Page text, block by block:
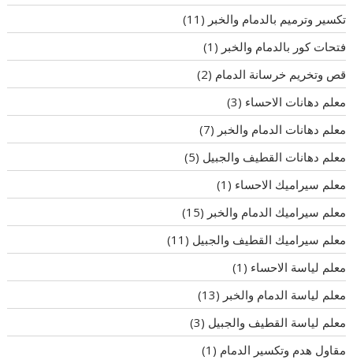
تكسير وترميم بالدمام والخبر (11)
فتحات كور بالدمام والخبر (1)
قص وتخريم خرسانة الدمام (2)
معلم دهانات الاحساء (3)
معلم دهانات الدمام والخبر (7)
معلم دهانات القطيف والجبيل (5)
معلم سيراميك الاحساء (1)
معلم سيراميك الدمام والخبر (15)
معلم سيراميك القطيف والجبيل (11)
معلم لياسة الاحساء (1)
معلم لياسة الدمام والخبر (13)
معلم لياسة القطيف والجبيل (3)
مقاول هدم وتكسير الدمام (1)